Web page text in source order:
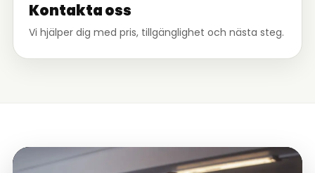
Kontakta oss
Vi hjälper dig med pris, tillgänglighet och nästa steg.